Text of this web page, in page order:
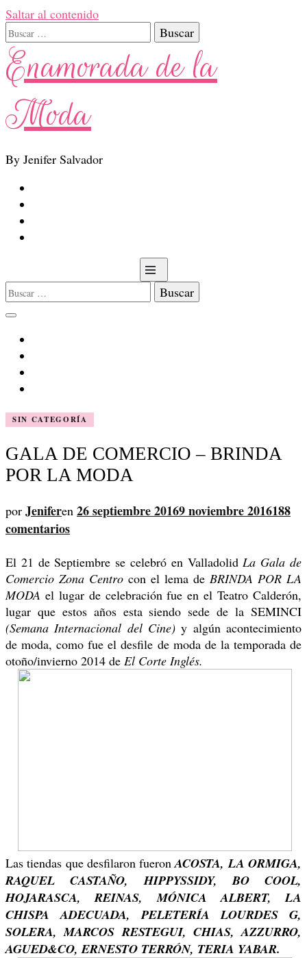
Saltar al contenido
Buscar:
Enamorada de la
Moda
By Jenifer Salvador
Buscar:
SIN CATEGORÍA
GALA DE COMERCIO – BRINDA
POR LA MODA
por Jeniferen 26 septiembre 20169 noviembre 2016188
comentariosen
DE
COMERCIO
–
BRINDA
POR
LA
MODA
El 21 de Septiembre se celebró en ValladolidLa Gala de
Comercio Zona Centro con el lema de BRINDA POR LA
MODA el lugar de celebración fue en el Teatro Calderón,
lugar que estos años esta siendo sede de la SEMINCI
(Semana Internacional del Cine)y algún acontecimiento
de moda, como fue el desfile de moda de la temporada de
otoño/invierno 2014 de El Corte Inglés.
Las tiendas que desfilaron fueronACOSTA, LA ORMIGA,
RAQUEL CASTAÑO, HIPPYSSIDY, BO COOL,
HOJARASCA, REINAS, MÓNICA ALBERT, LA
CHISPA ADECUADA, PELETERÍA LOURDES G,
SOLERA, MARCOS RESTEGUI, CHIAS, AZZURRO,
AGUED&CO, ERNESTO TERRÓN, TERIA YABAR.